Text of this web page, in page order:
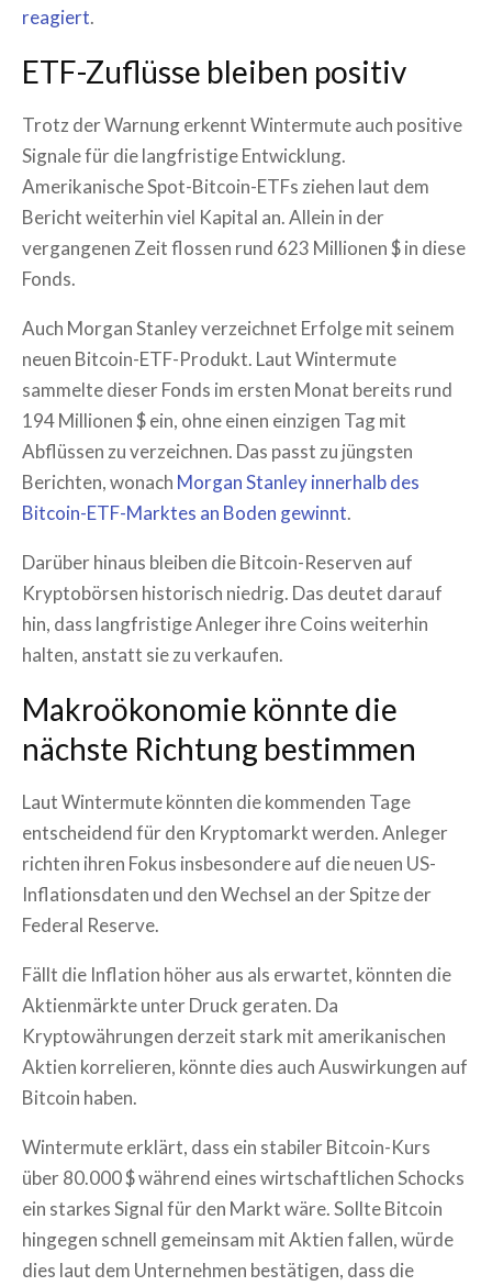
reagiert.
ETF-Zuflüsse bleiben positiv
Trotz der Warnung erkennt Wintermute auch positive
Signale für die langfristige Entwicklung.
Amerikanische Spot-Bitcoin-ETFs ziehen laut dem
Bericht weiterhin viel Kapital an. Allein in der
vergangenen Zeit flossen rund 623 Millionen $ in diese
Fonds.
Auch Morgan Stanley verzeichnet Erfolge mit seinem
neuen Bitcoin-ETF-Produkt. Laut Wintermute
sammelte dieser Fonds im ersten Monat bereits rund
194 Millionen $ ein, ohne einen einzigen Tag mit
Abflüssen zu verzeichnen. Das passt zu jüngsten
Berichten, wonach Morgan Stanley innerhalb des
Bitcoin-ETF-Marktes an Boden gewinnt.
Darüber hinaus bleiben die Bitcoin-Reserven auf
Kryptobörsen historisch niedrig. Das deutet darauf
hin, dass langfristige Anleger ihre Coins weiterhin
halten, anstatt sie zu verkaufen.
Makroökonomie könnte die
nächste Richtung bestimmen
Laut Wintermute könnten die kommenden Tage
entscheidend für den Kryptomarkt werden. Anleger
richten ihren Fokus insbesondere auf die neuen US-
Inflationsdaten und den Wechsel an der Spitze der
Federal Reserve.
Fällt die Inflation höher aus als erwartet, könnten die
Aktienmärkte unter Druck geraten. Da
Kryptowährungen derzeit stark mit amerikanischen
Aktien korrelieren, könnte dies auch Auswirkungen auf
Bitcoin haben.
Wintermute erklärt, dass ein stabiler Bitcoin-Kurs
über 80.000 $ während eines wirtschaftlichen Schocks
ein starkes Signal für den Markt wäre. Sollte Bitcoin
hingegen schnell gemeinsam mit Aktien fallen, würde
dies laut dem Unternehmen bestätigen, dass die